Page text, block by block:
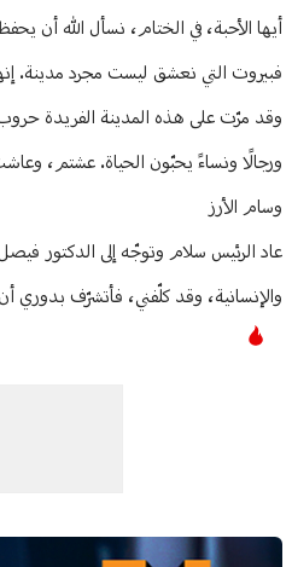
أيها الأحبة، في الختام، نسأل الله أن
فبيروت التي نعشق ليست مجرد مدينة.
وقد مرّت على هذه المدينة الفريدة
ورجالًا ونساءً يحبّون الحياة. عشتم،
وسام الأرز
عاد الرئيس سلام وتوجّه إلى الدكتور
والإنسانية، وقد كلّفني، فأتشرّف بدوري
Advertisement Section